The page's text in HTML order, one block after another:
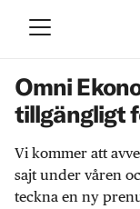
Omni
tillgängligt
Vi kommer att
sajt under våren
teckna en ny